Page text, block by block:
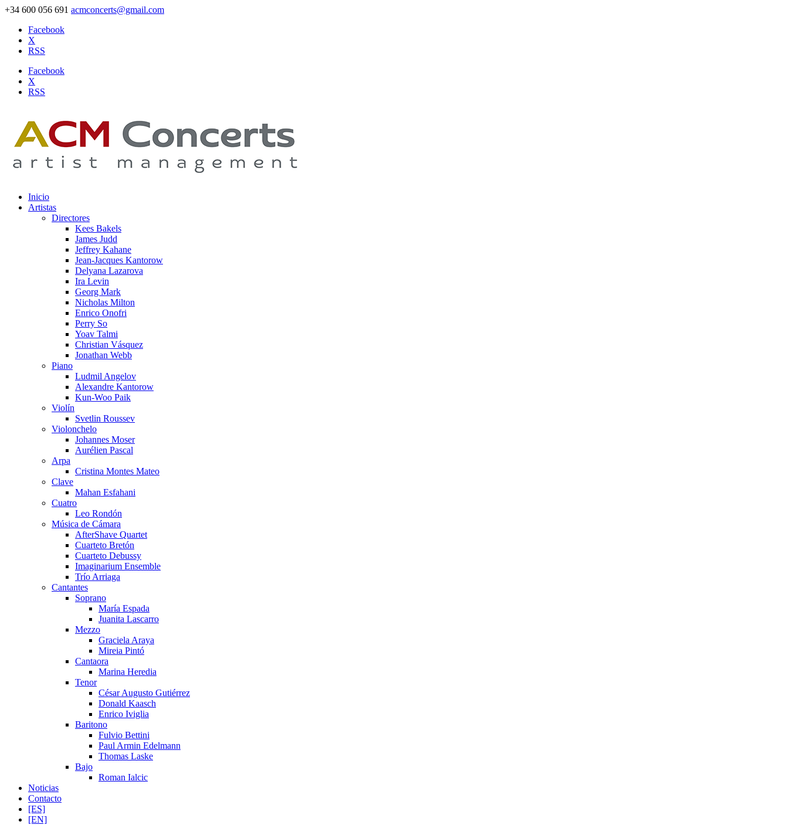
+34 600 056 691 acmconcerts@gmail.com
Facebook
X
RSS
Facebook
X
RSS
Inicio
Artistas
Directores
Kees Bakels
James Judd
Jeffrey Kahane
Jean-Jacques Kantorow
Delyana Lazarova
Ira Levin
Georg Mark
Nicholas Milton
Enrico Onofri
Perry So
Yoav Talmi
Christian Vásquez
Jonathan Webb
Piano
Ludmil Angelov
Alexandre Kantorow
Kun-Woo Paik
Violín
Svetlin Roussev
Violonchelo
Johannes Moser
Aurélien Pascal
Arpa
Cristina Montes Mateo
Clave
Mahan Esfahani
Cuatro
Leo Rondón
Música de Cámara
AfterShave Quartet
Cuarteto Bretón
Cuarteto Debussy
Imaginarium Ensemble
Trío Arriaga
Cantantes
Soprano
María Espada
Juanita Lascarro
Mezzo
Graciela Araya
Mireia Pintó
Cantaora
Marina Heredia
Tenor
César Augusto Gutiérrez
Donald Kaasch
Enrico Iviglia
Baritono
Fulvio Bettini
Paul Armin Edelmann
Thomas Laske
Bajo
Roman Ialcic
Noticias
Contacto
[ES]
[EN]